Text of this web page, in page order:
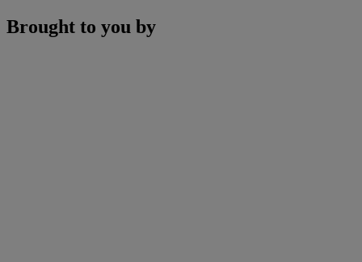
Brought to you by